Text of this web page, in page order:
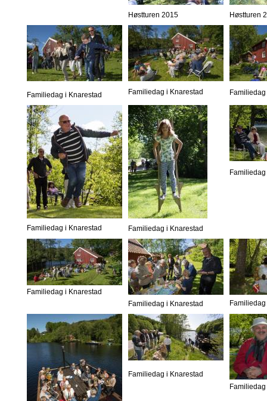
Høstturen 2015 Høstturen
Familiedag i Knarestad Familiedag i Knarestad
Familiedag i Knarestad Familiedag i Knarestad
Familiedag i Knarestad
Familiedag i Knarestad
Familiedag i Knarestad